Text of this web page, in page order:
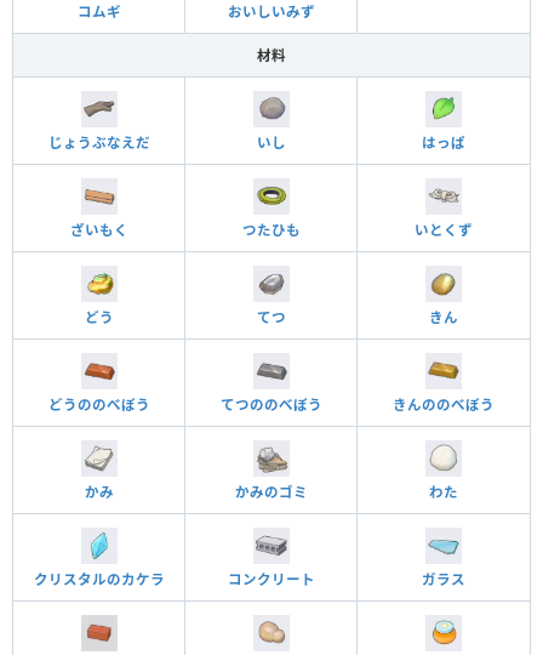
コムギ おいしいみず
材料
じょうぶなえだ いし はっぱ
ざいもく つたひも いとくず
どう てつ きん
どうののべぼう てつののべぼう きんののべぼう
かみ かみのゴミ わた
クリスタルのカケラ コンクリート ガラス